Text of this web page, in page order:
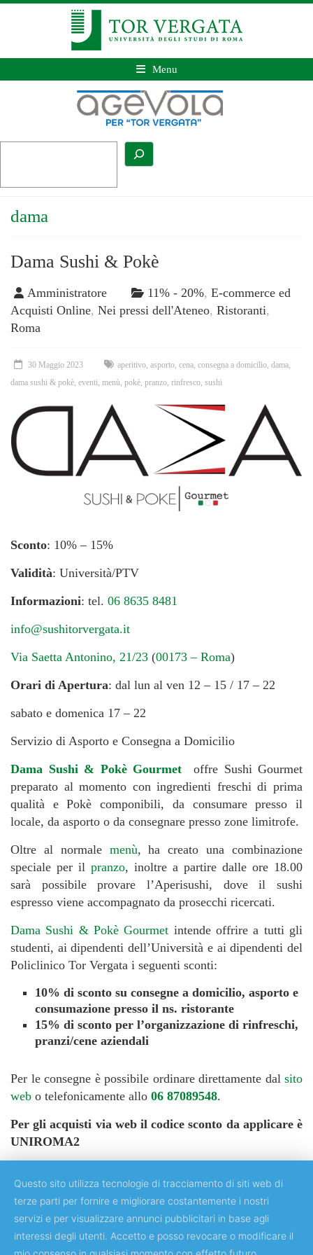
Menu
dama
Dama Sushi & Pokè
Amministratore 11% - 20%, E-commerce ed
Acquisti Online, Nei pressi dell'Ateneo, Ristoranti,
Roma
30 Maggio 2023 aperitivo asporto cena consegna a domicilio dama
dama sushi & pokè eventi menù pokè pranzo rinfresco sushi
Sconto: 10% – 15%
Validità: Università/PTV
Informazioni: tel. 06 8635 8481
info@sushitorvergata.it
Via Saetta Antonino, 21/23 (00173 – Roma)
Orari di Apertura: dal lun al ven 12 – 15 / 17 – 22
sabato e domenica 17 – 22
Servizio di Asporto e Consegna a Domicilio
Dama Sushi & Pokè Gourmet
offre Sushi Gourmet
preparato al momento con ingredienti freschi di prima
qualità e Pokè componibili, da consumare presso il
locale, da asporto o da consegnare presso zone limitrofe.
Oltre al normale menù, ha creato una combinazione
speciale per il pranzo, inoltre a partire dalle ore 18.00
sarà possibile provare l’Aperisushi, dove il sushi
espresso viene accompagnato da prosecchi ricercati.
Dama Sushi & Pokè Gourmet intende offrire a tutti gli
studenti, ai dipendenti dell’Università e ai dipendenti del
Policlinico Tor Vergata i seguenti sconti:
10% di sconto su consegne a domicilio, asporto e
consumazione presso il ns. ristorante
15% di sconto per l’organizzazione di rinfreschi,
pranzi/cene aziendali
Per le consegne è possibile ordinare direttamente dal sito
web o telefonicamente allo 06 87089548.
Per gli acquisti via web il codice sconto da applicare è
UNIROMA2
Copyright © 2018 Università degli Studi di Roma "Tor Vergata"
Questo sito utilizza tecnologie di tracciamento di siti web di
terze parti per fornire e migliorare costantemente i nostri
servizi e per visualizzare annunci pubblicitari in base agli
interessi degli utenti. Accetto e posso revocare o modificare il